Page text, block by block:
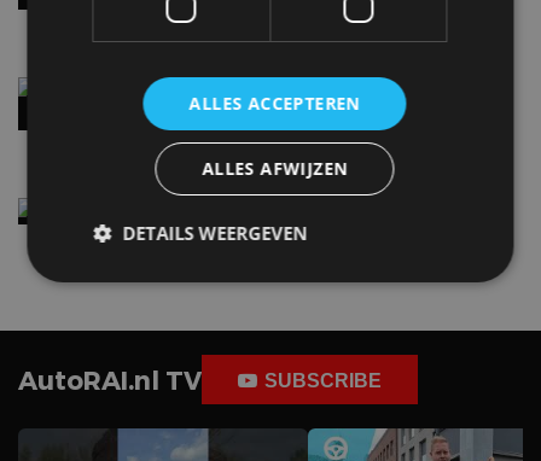
5 aug
Audi A2 e-Tron mikt op verbruik van 12,8 kWh
per 100 kilometer
4 aug
als een Renault Twingo
AutoRAI.nl TV SUBSCRIBE
ALLES ACCEPTEREN
ALLES AFWIJZEN
DETAILS WEERGEVEN
Strikt noodzakelijk Prestatie
Targeting
Strikt noodzakelijke cookies maken de
kernfunctionaliteiten van de website mogelijk, zoals
gebruikersaanmelding en accountbeheer. De